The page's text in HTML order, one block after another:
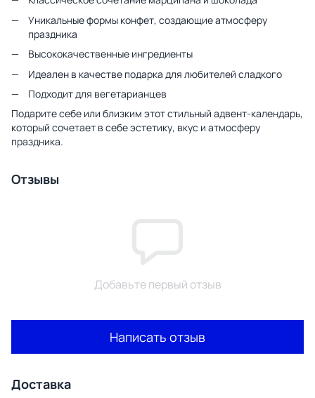
Уникальные формы конфет, создающие атмосферу
праздника
Высококачественные ингредиенты
Идеален в качестве подарка для любителей сладкого
Подходит для вегетарианцев
Подарите себе или близким этот стильный адвент-календарь,
который сочетает в себе эстетику, вкус и атмосферу
праздника.
Отзывы
Добавьте первый отзыв
Написать отзыв
Доставка